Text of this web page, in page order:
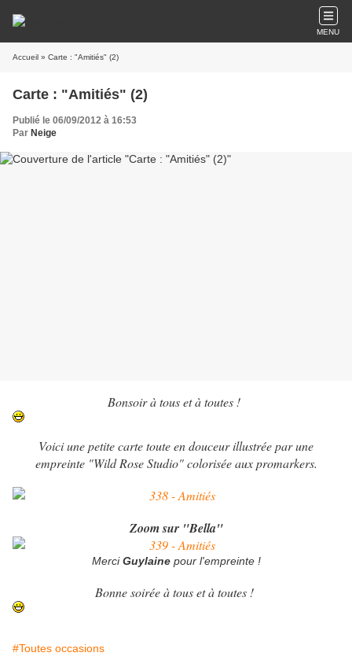
MENU
Accueil » Carte : "Amitiés" (2)
Carte : "Amitiés" (2)
Publié le 06/09/2012 à 16:53
Par Neige
Bonsoir à tous et à toutes !
Voici une petite carte toute en douceur illustrée par une
empreinte "Wild Rose Studio" colorisée aux promarkers.
Zoom sur "Bella"
MerciGuylainepour l'empreinte !
Bonne soirée à tous et à toutes !
#Toutes occasions